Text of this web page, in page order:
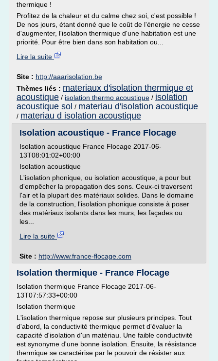
thermique !
Profitez de la chaleur et du calme chez soi, c'est possible !
De nos jours, étant donné que le coût de l'énergie ne cesse
d'augmenter, l'isolation thermique d'une habitation est une
priorité. Pour être bien dans son habitation ou...
Lire la suite
Site : http://aaarisolation.be
Thèmes liés : materiaux d'isolation thermique et
acoustique / isolation thermo acoustique / isolation
acoustique sol / materiau d'isolation acoustique
/ materiau d isolation acoustique
Isolation acoustique - France Flocage
Isolation acoustique France Flocage 2017-06-
13T08:01:02+00:00
Isolation acoustique
L'isolation phonique, ou isolation acoustique, a pour but
d'empêcher la propagation des sons. Ceux-ci traversent
l'air et la plupart des matériaux solides. Dans le domaine
de la construction, l'isolation phonique consiste à poser
des matériaux isolants dans les murs, les façades ou
les...
Lire la suite
Site : http://www.france-flocage.com
Isolation thermique - France Flocage
Isolation thermique France Flocage 2017-06-
13T07:57:33+00:00
Isolation thermique
L'isolation thermique repose sur plusieurs principes. Tout
d'abord, la conductivité thermique permet d'évaluer la
capacité d'isolation d'un matériau. Une faible conductivité
est synonyme d'une bonne isolation. Ensuite, la résistance
thermique se caractérise par le pouvoir de résister aux